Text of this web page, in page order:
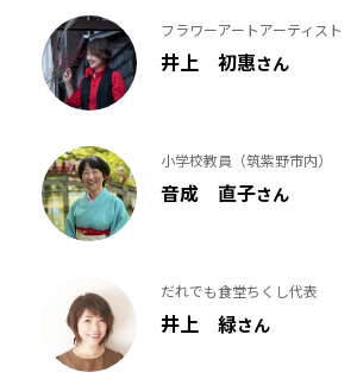
フラワーアートアーティスト
井上 初惠さん
小学校教員（筑紫野市内）
音成 直子さん
だれでも食堂ちくし代表
井上 緑さん